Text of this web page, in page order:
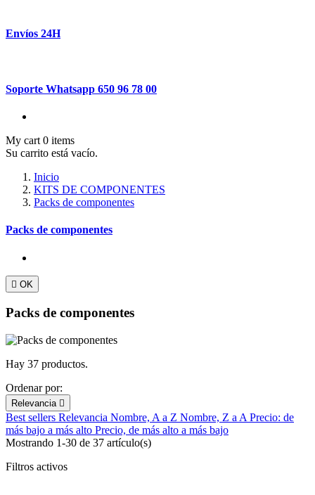
Envíos 24H
Soporte Whatsapp 650 96 78 00
My cart 0 items
Su carrito está vacío.
Inicio
KITS DE COMPONENTES
Packs de componentes
Packs de componentes
 OK
Packs de componentes
Hay 37 productos.
Ordenar por:
Relevancia 
Best sellers Relevancia Nombre, A a Z Nombre, Z a A Precio: de
más bajo a más alto Precio, de más alto a más bajo
Mostrando 1-30 de 37 artículo(s)
Filtros activos